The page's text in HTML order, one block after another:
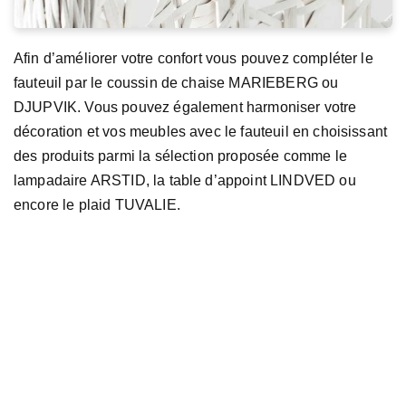
Afin d’améliorer votre confort vous pouvez compléter le
fauteuil par le coussin de chaise MARIEBERG ou
DJUPVIK. Vous pouvez également harmoniser votre
décoration et vos meubles avec le fauteuil en choisissant
des produits parmi la sélection proposée comme le
lampadaire ARSTID, la table d’appoint LINDVED ou
encore le plaid TUVALIE.